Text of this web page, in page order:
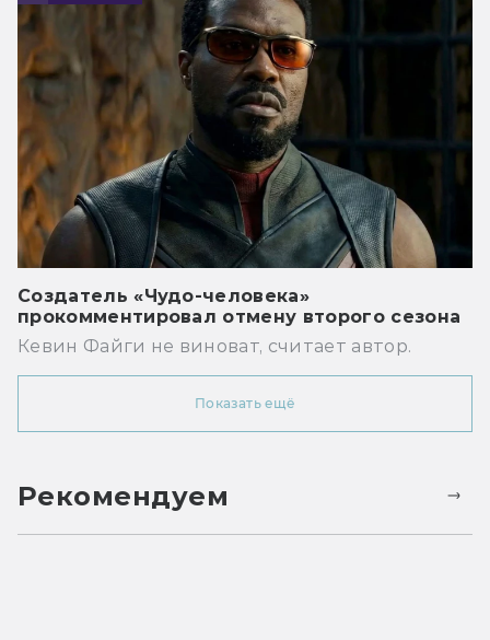
Создатель «Чудо-человека»
прокомментировал отмену второго сезона
Кевин Файги не виноват, считает автор.
Показать ещё
Рекомендуем